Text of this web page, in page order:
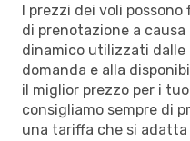
I prezzi dei voli
di prenotazione a
dinamico utilizzati dalle
domanda e alla
il miglior prezzo per i
consigliamo sempre di
una tariffa che si